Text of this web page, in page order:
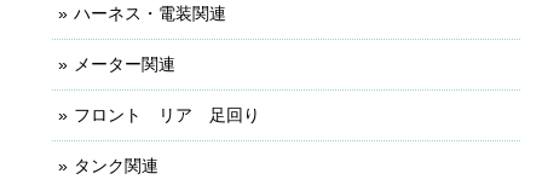
ハーネス・電装関連
メーター関連
フロント リア 足回り
タンク関連